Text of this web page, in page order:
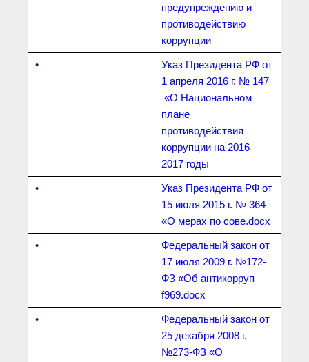
осуществляющих
объединения
работодателей
● Реестр членов
Ассоциации —
Застройщиков
● Реестр членов
Ассоциации — технических
Ассоциации с правом
ООТСУО
● Реестр членов СРО
имеющих строительные
лаборатории
Общественный контроль
Политика информационной
открытости
Антикоррупционная политика
Орган надзора
Охрана труда
Видеоматериалы
Членство в НКО
Работа в Общественных советах
предупреждению и
противодействию
коррупции
• Указ Президента РФ от
1 апреля 2016 г. № 147
«О Национальном
плане
противодействия
коррупции на 2016 —
2017 годы
•
Указ Президента РФ от
15 июля 2015 г. № 364
«О мерах по сове.docx
•
Федеральный закон от
17 июля 2009 г. №172-
ФЗ «Об антикорруп
f969.docx
•
Федеральный закон от
25 декабря 2008 г.
№273-ФЗ «О